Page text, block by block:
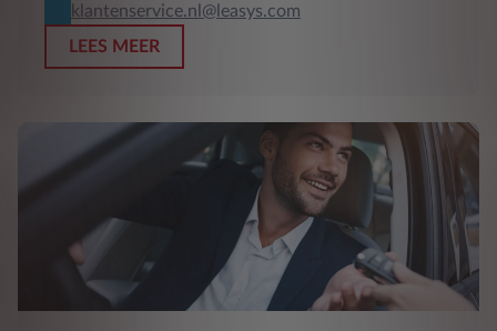
klantenservice.nl@leasys.com
LEES MEER